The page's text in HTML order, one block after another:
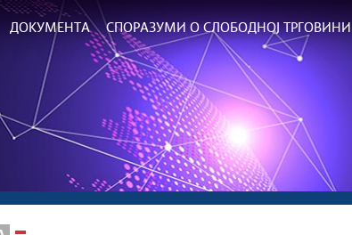
ДОКУМЕНТА СПОРАЗУМИ О СЛОБОДНОЈ ТРГОВИНИ